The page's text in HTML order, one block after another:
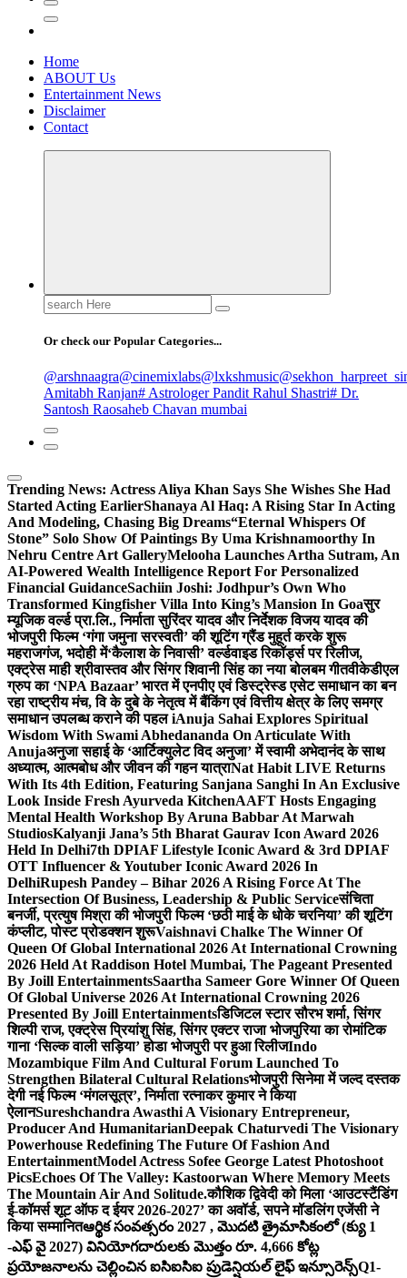
Home
ABOUT Us
Entertainment News
Disclaimer
Contact
Search
for:
Or check our Popular Categories...
@arshnaagra@cinemixlabs@lxkshmusic
Amitabh Ranjan# Astrologer Pandit Rahul Shastri# Dr.
Santosh Raosaheb Chavan mumbai
Trending News: Actress Aliya Khan Says She Wishes She Had
Started Acting EarlierShanaya Al Haq: A Rising Star In Acting
And Modeling, Chasing Big Dreams“Eternal Whispers Of
Stone” Solo Show Of Paintings By Uma Krishnamoorthy In
Nehru Centre Art GalleryMelooha Launches Artha Sutram, An
AI-Powered Wealth Intelligence Report For Personalized
Financial GuidanceSachiin Joshi: Jodhpur’s Own Who
Transformed Kingfisher Villa Into King’s Mansion In Goaसुर
म्यूजिक वर्ल्ड प्रा.लि., निर्माता सुरिंदर यादव और निर्देशक विजय यादव की
भोजपुरी फिल्म ‘गंगा जमुना सरस्वती’ की शूटिंग ग्रैंड मुहूर्त करके शुरू
महराजगंज, भदोही में‘कैलाश के निवासी’ वर्ल्डवाइड रिकॉर्ड्स पर रिलीज,
एक्ट्रेस माही श्रीवास्तव और सिंगर शिवानी सिंह का नया बोलबम गीतवीकेडीएल
ग्रुप का ‘NPA Bazaar’ भारत में एनपीए एवं डिस्ट्रेस्ड एसेट समाधान का बन
रहा राष्ट्रीय मंच, वि के दुबे के नेतृत्व में बैंकिंग एवं वित्तीय क्षेत्र के लिए समग्र
समाधान उपलब्ध कराने की पहल iAnuja Sahai Explores Spiritual
Wisdom With Swami Abhedananda On Articulate With
Anujaअनुजा सहाई के ‘आर्टिक्युलेट विद अनुजा’ में स्वामी अभेदानंद के साथ
अध्यात्म, आत्मबोध और जीवन की गहन यात्राNat Habit LIVE Returns
With Its 4th Edition, Featuring Sanjana Sanghi In An Exclusive
Look Inside Fresh Ayurveda KitchenAAFT Hosts Engaging
Mental Health Workshop By Aruna Babbar At Marwah
StudiosKalyanji Jana’s 5th Bharat Gaurav Icon Award 2026
Held In Delhi7th DPIAF Lifestyle Iconic Award & 3rd DPIAF
OTT Influencer & Youtuber Iconic Award 2026 In
DelhiRupesh Pandey – Bihar 2026 A Rising Force At The
Intersection Of Business, Leadership & Public Serviceसंचिता
बनर्जी, प्रत्युष मिश्रा की भोजपुरी फिल्म ‘छठी माई के धोके चरनिया’ की शूटिंग
कंप्लीट, पोस्ट प्रोडक्शन शुरूVaishnavi Chalke The Winner Of
Queen Of Global International 2026 At International Crowning
2026 Held At Raddison Hotel Mumbai, The Pageant Presented
By Joill EntertainmentsSaartha Sameer Gore Winner Of Queen
Of Global Universe 2026 At International Crowning 2026
Presented By Joill Entertainmentsडिजिटल स्टार सौरभ शर्मा, सिंगर
शिल्पी राज, एक्ट्रेस प्रियांशु सिंह, सिंगर एक्टर राजा भोजपुरिया का रोमांटिक
गाना ‘सिल्क वाली सड़िया’ होडा भोजपुरी पर हुआ रिलीजIndo
Mozambique Film And Cultural Forum Launched To
Strengthen Bilateral Cultural Relationsभोजपुरी सिनेमा में जल्द दस्तक
देगी नई फिल्म ‘मंगलसूत्र’, निर्माता रत्नाकर कुमार ने किया
ऐलानSureshchandra Awasthi A Visionary Entrepreneur,
Producer And HumanitarianDeepak Chaturvedi The Visionary
Powerhouse Redefining The Future Of Fashion And
EntertainmentModel Actress Sofee George Latest Photoshoot
PicsEchoes Of The Valley: Kastoorwan Where Memory Meets
The Mountain Air And Solitude.कौशिक द्विवेदी को मिला ‘आउटस्टैंडिंग
ई-कॉमर्स शूट ऑफ द ईयर 2026-2027’ का अवॉर्ड, सपने मॉडलिंग एजेंसी ने
किया सम्मानितఆర్థిక సంవత్సరం 2027 , మొదటి త్రైమాసికంలో (క్యు 1
-ఎఫ్ వై 2027) వినియోగదారులకు మొత్తం రూ. 4,666 కోట్ల
ప్రయోజనాలను చెల్లించిన ఐసిఐసిఐ ప్రుడెన్షియల్ లైఫ్ ఇన్సూరెన్స్Q1-